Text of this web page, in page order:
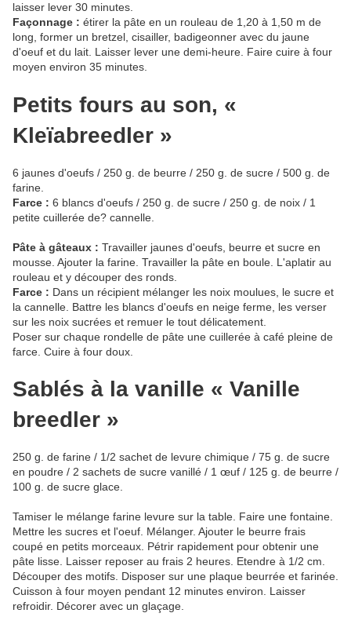
laisser lever 30 minutes.
Façonnage : étirer la pâte en un rouleau de 1,20 à 1,50 m de
long, former un bretzel, cisailler, badigeonner avec du jaune
d'oeuf et du lait. Laisser lever une demi-heure. Faire cuire à four
moyen environ 35 minutes.
Petits fours au son, «
Kleïabreedler »
6 jaunes d'oeufs / 250 g. de beurre / 250 g. de sucre / 500 g. de
farine.
Farce : 6 blancs d'oeufs / 250 g. de sucre / 250 g. de noix / 1
petite cuillerée de? cannelle.
Pâte à gâteaux : Travailler jaunes d'oeufs, beurre et sucre en
mousse. Ajouter la farine. Travailler la pâte en boule. L'aplatir au
rouleau et y découper des ronds.
Farce : Dans un récipient mélanger les noix moulues, le sucre et
la cannelle. Battre les blancs d'oeufs en neige ferme, les verser
sur les noix sucrées et remuer le tout délicatement.
Poser sur chaque rondelle de pâte une cuillerée à café pleine de
farce. Cuire à four doux.
Sablés à la vanille « Vanille
breedler »
250 g. de farine / 1/2 sachet de levure chimique / 75 g. de sucre
en poudre / 2 sachets de sucre vanillé / 1 œuf / 125 g. de beurre /
100 g. de sucre glace.
Tamiser le mélange farine levure sur la table. Faire une fontaine.
Mettre les sucres et l'oeuf. Mélanger. Ajouter le beurre frais
coupé en petits morceaux. Pétrir rapidement pour obtenir une
pâte lisse. Laisser reposer au frais 2 heures. Etendre à 1/2 cm.
Découper des motifs. Disposer sur une plaque beurrée et farinée.
Cuisson à four moyen pendant 12 minutes environ. Laisser
refroidir. Décorer avec un glaçage.